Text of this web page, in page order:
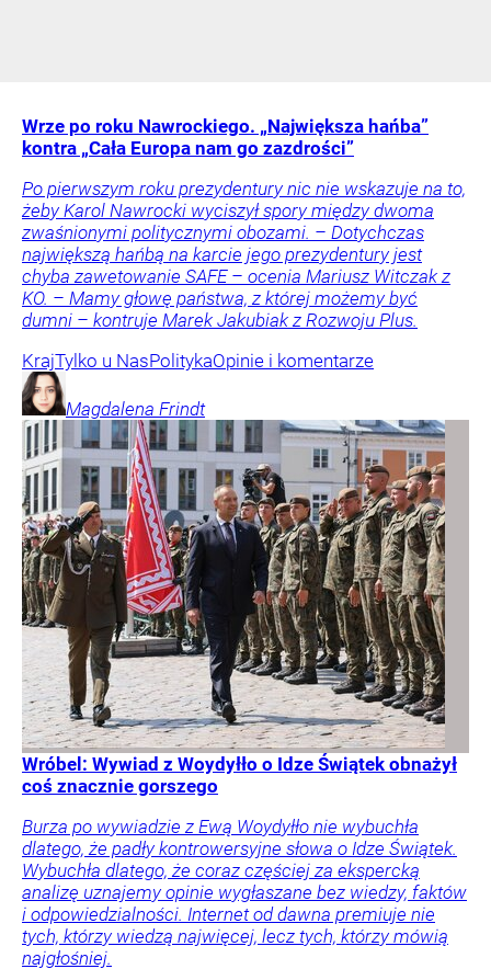
Wrze po roku Nawrockiego. „Największa hańba”
kontra „Cała Europa nam go zazdrości”
Po pierwszym roku prezydentury nic nie wskazuje na to,
żeby Karol Nawrocki wyciszył spory między dwoma
zwaśnionymi politycznymi obozami. – Dotychczas
największą hańbą na karcie jego prezydentury jest
chyba zawetowanie SAFE – ocenia Mariusz Witczak z
KO. – Mamy głowę państwa, z której możemy być
dumni – kontruje Marek Jakubiak z Rozwoju Plus.
KrajTylko u NasPolitykaOpinie i komentarze
Magdalena Frindt
Wróbel: Wywiad z Woydyłło o Idze Świątek obnażył
coś znacznie gorszego
Burza po wywiadzie z Ewą Woydyłło nie wybuchła
dlatego, że padły kontrowersyjne słowa o Idze Świątek.
Wybuchła dlatego, że coraz częściej za ekspercką
analizę uznajemy opinie wygłaszane bez wiedzy, faktów
i odpowiedzialności. Internet od dawna premiuje nie
tych, którzy wiedzą najwięcej, lecz tych, którzy mówią
najgłośniej.